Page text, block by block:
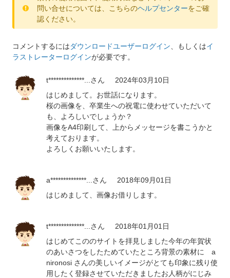
問い合せについては、こちらのヘルプセンターをご確
認ください。
コメントするにはダウンロードユーザーログイン 、もしくはイ
ラストレーターログインが必要です。
t**************... さん
2024年03月10日
はじめまして。お世話になります。
桜の画像を、卒業生への祝電に使わせていただいて
も、よろしいでしょうか？
画像をA4印刷して、上からメッセージを書こうかと
考えております。
よろしくお願いいたします。
a**************... さん
2018年09月01日
はじめまして、画像お借りします。
t**************... さん
2018年01月01日
はじめてこののサイトを拝見しました今年の年賀状
のあいさつをしたためていたところ背景の素材に a
nironosi さんの美しいイメージがとても印象に残り使
用したく登録させていただきましたお人柄がにじみ